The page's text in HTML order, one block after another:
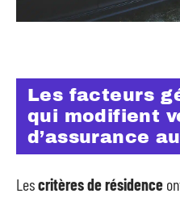
Les facteurs
qui modifient
d’assurance
Lescritères de résidence